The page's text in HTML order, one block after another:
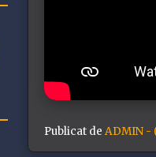
Publicat de ADMIN -